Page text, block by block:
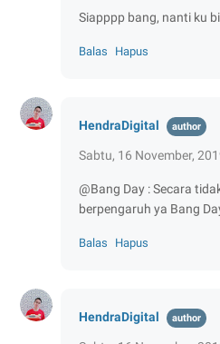
Siapppp bang, nanti ku
Balas Hapus
HendraDigital
Sabtu, 16 November,
@Bang Day : Secara
berpengaruh ya Bang
Balas Hapus
HendraDigital